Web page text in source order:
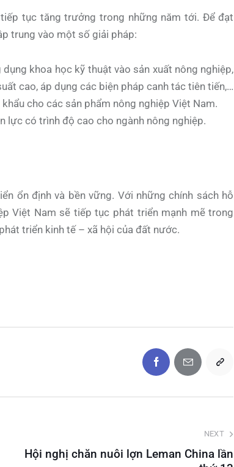
tục tăng trưởng trong những năm tới. Để đạt
trung vào một số giải pháp:
khoa học kỹ thuật vào sản xuất nông nghiệp,
cao, áp dụng các biện pháp canh tác tiên tiến,…
cho các sản phẩm nông nghiệp Việt Nam.
lực có trình độ cao cho ngành nông nghiệp.
ổn định và bền vững. Với những chính sách hỗ
Việt Nam sẽ tiếp tục phát triển mạnh mẽ trong
triển kinh tế – xã hội của đất nước.
NEXT
Hội nghị chăn nuôi lợn Leman China lần